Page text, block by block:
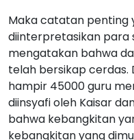
Maka catatan penting
diinterpretasikan para
mengatakan bahwa
telah bersikap cerdas.
hampir 45000 guru
diinsyafi oleh Kaisar
bahwa kebangkitan
kebangkitan yang